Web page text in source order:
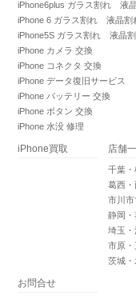
iPhone6plus ガラス割れ 液
iPhone 6 ガラス割れ 液晶割
iPhone5S ガラス割れ 液晶
iPhone カメラ 交換
iPhone コネクタ 交換
iPhone データ復旧サービス
iPhone バッテリー 交換
iPhone ボタン 交換
iPhone 水没 修理
iPhone買取 店舗
千葉・
葛西・
市川
静岡・
埼玉
市原・
茨城・
お問合せ